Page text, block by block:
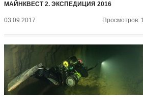
МАЙНКВЕСТ 2. ЭКСПЕДИЦИЯ 2016
03.09.2017 Просмотров: